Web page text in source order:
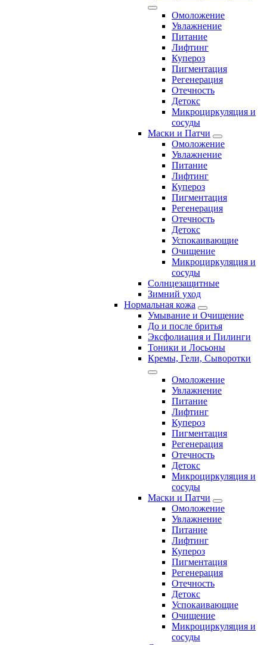
Омоложение
Увлажнение
Питание
Лифтинг
Купероз
Пигментация
Регенерация
Отечность
Детокс
Микроциркуляция и
сосуды
Маски и Патчи
Омоложение
Увлажнение
Питание
Лифтинг
Купероз
Пигментация
Регенерация
Отечность
Детокс
Успокаивающие
Очищение
Микроциркуляция и
сосуды
Солнцезащитные
Зимний уход
Нормальная кожа
Умывание и Очищение
До и после бритья
Эксфолиация и Пилинги
Тоники и Лосьоны
Кремы, Гели, Сыворотки
Омоложение
Увлажнение
Питание
Лифтинг
Купероз
Пигментация
Регенерация
Отечность
Детокс
Микроциркуляция и
сосуды
Маски и Патчи
Омоложение
Увлажнение
Питание
Лифтинг
Купероз
Пигментация
Регенерация
Отечность
Детокс
Успокаивающие
Очищение
Микроциркуляция и
сосуды